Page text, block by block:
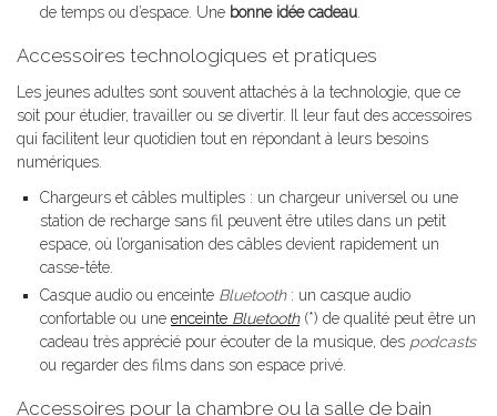
de temps ou d’espace. Une bonne idée cadeau.
Accessoires technologiques et pratiques
Les jeunes adultes sont souvent attachés à la technologie, que ce
soit pour étudier, travailler ou se divertir. Il leur faut des accessoires
qui facilitent leur quotidien tout en répondant à leurs besoins
numériques.
Chargeurs et câbles multiples : un chargeur universel ou une
station de recharge sans fil peuvent être utiles dans un petit
espace, où l’organisation des câbles devient rapidement un
casse-tête.
Casque audio ou enceinte Bluetooth: un casque audio
confortable ou une enceinte Bluetooth(*) de qualité peut être un
cadeau très apprécié pour écouter de la musique, des podcasts
ou regarder des films dans son espace privé.
Accessoires pour la chambre ou la salle de bain